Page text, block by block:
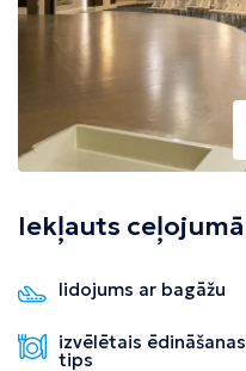
Iekļauts ceļojumā
lidojums ar bagāžu
izvēlētais ēdināšanas
tips